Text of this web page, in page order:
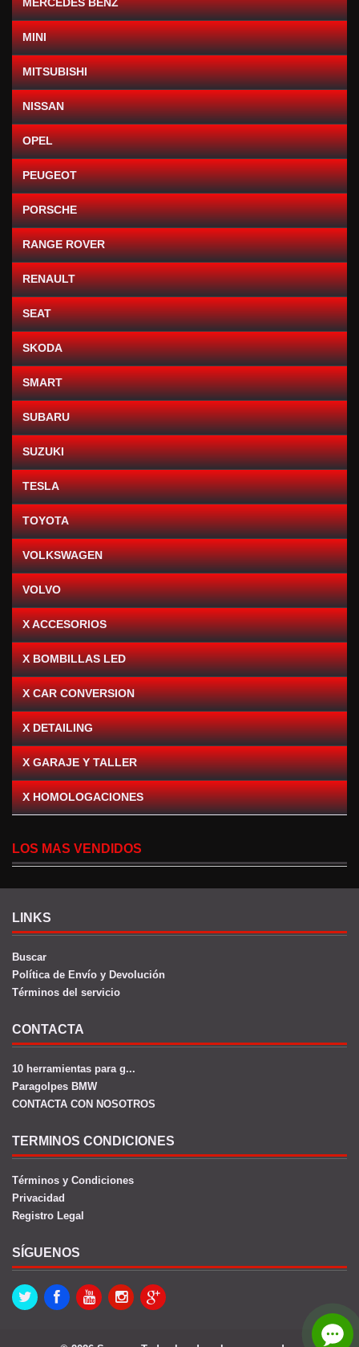
MERCEDES BENZ
MINI
MITSUBISHI
NISSAN
OPEL
PEUGEOT
PORSCHE
RANGE ROVER
RENAULT
SEAT
SKODA
SMART
SUBARU
SUZUKI
TESLA
TOYOTA
VOLKSWAGEN
VOLVO
X ACCESORIOS
X BOMBILLAS LED
X CAR CONVERSION
X DETAILING
X GARAJE Y TALLER
X HOMOLOGACIONES
LOS MAS VENDIDOS
LINKS
Buscar
Política de Envío y Devolución
Términos del servicio
CONTACTA
10 herramientas para g...
Paragolpes BMW
CONTACTA CON NOSOTROS
TERMINOS CONDICIONES
Términos y Condiciones
Privacidad
Registro Legal
SÍGUENOS